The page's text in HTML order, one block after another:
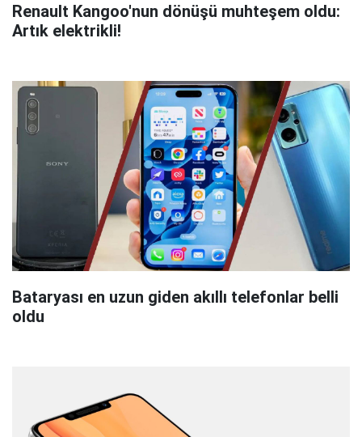
Renault Kangoo'nun dönüşü muhteşem oldu:
Artık elektrikli!
Bataryası en uzun giden akıllı telefonlar belli
oldu